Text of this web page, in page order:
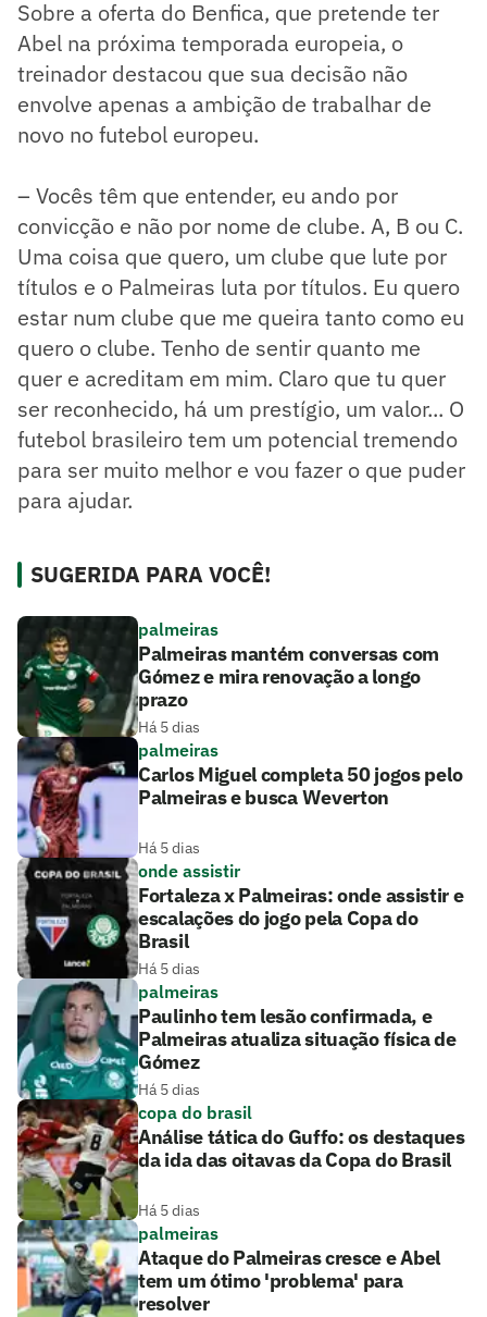
Sobre a oferta do Benfica, que pretende ter
Abel na próxima temporada europeia, o
treinador destacou que sua decisão não
envolve apenas a ambição de trabalhar de
novo no futebol europeu.
– Vocês têm que entender, eu ando por
convicção e não por nome de clube. A, B ou C.
Uma coisa que quero, um clube que lute por
títulos e o Palmeiras luta por títulos. Eu quero
estar num clube que me queira tanto como eu
quero o clube. Tenho de sentir quanto me
quer e acreditam em mim. Claro que tu quer
ser reconhecido, há um prestígio, um valor... O
futebol brasileiro tem um potencial tremendo
para ser muito melhor e vou fazer o que puder
para ajudar.
SUGERIDA PARA VOCÊ!
palmeiras
Palmeiras mantém conversas com
Gómez e mira renovação a longo
prazo
Há 5 dias
palmeiras
Carlos Miguel completa 50 jogos pelo
Palmeiras e busca Weverton
Há 5 dias
onde assistir
Fortaleza x Palmeiras: onde assistir e
escalações do jogo pela Copa do
Brasil
Há 5 dias
palmeiras
Paulinho tem lesão confirmada, e
Palmeiras atualiza situação física de
Gómez
Há 5 dias
copa do brasil
Análise tática do Guffo: os destaques
da ida das oitavas da Copa do Brasil
Há 5 dias
palmeiras
Ataque do Palmeiras cresce e Abel
tem um ótimo 'problema' para
resolver